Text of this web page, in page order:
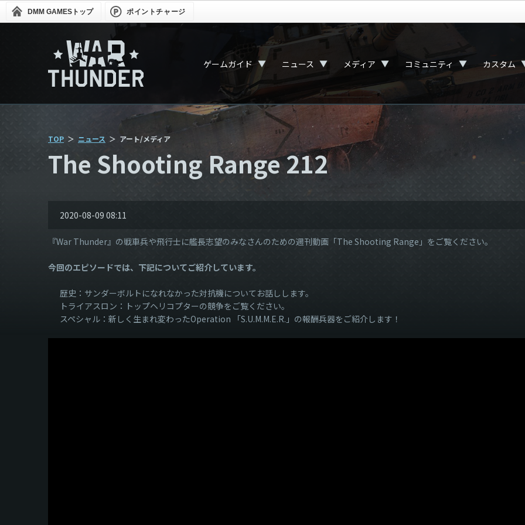
DMM GAMES トップ ポイントチャージ
ゲームガイド ▼ ニュース ▼ メディア ▼ コミュニティ ▼ カスタム
TOP ニュース アート/メディア
The Shooting Range 212
2020-08-09 08:11
『War Thunder』の戦車兵や飛行士に艦長志望のみなさんのための週刊動画「The Shooting Range」をご覧ください。
今回のエピソードでは、下記についてご紹介しています。
歴史：サンダーボルトになれなかった対抗機についてお話しします。
トライアスロン：トップヘリコプターの競争をご覧ください。
スペシャル：新しく生まれ変わったOperation 「S.U.M.M.E.R.」の報酬兵器をご紹介します！